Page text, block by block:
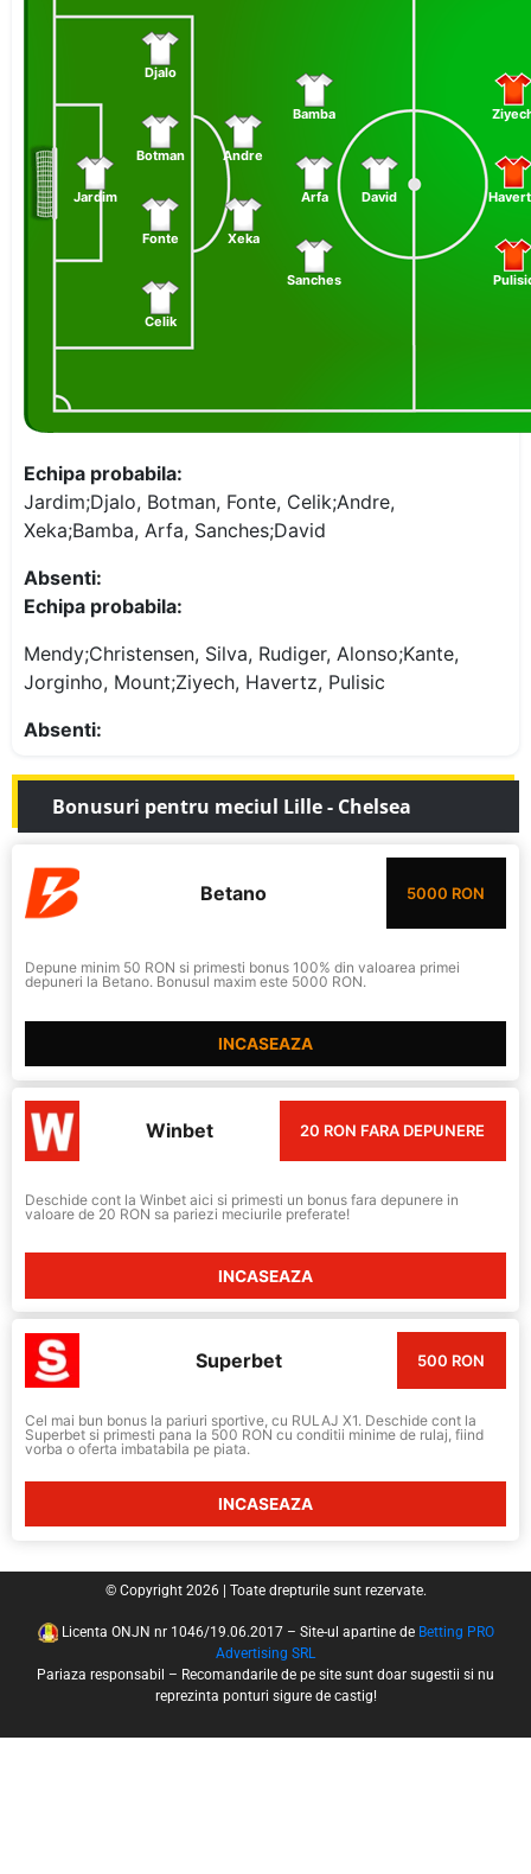
Jardim
Djalo
Botman
Fonte
Celik
Andre
Xeka
Bamba
Arfa
Sanches
David
Echipa probabila:
Jardim;Djalo, Botman, Fonte, Celik;Andre,
Xeka;Bamba, Arfa, Sanches;David
Absenti:
Echipa probabila:
Mendy;Christensen, Silva, Rudiger, Alonso;Kante,
Jorginho, Mount;Ziyech, Havertz, Pulisic
Absenti:
Bonusuri pentru meciul Lille - Chelsea
Betano 5000 RON
Depune minim 50 RON si primesti bonus 100% din valoarea primei
depuneri la Betano. Bonusul maxim este 5000 RON.
INCASEAZA
Winbet 20 RON FARA DEPUNERE
Deschide cont la Winbet aici si primesti un bonus fara depunere in
valoare de 20 RON sa pariezi meciurile preferate!
INCASEAZA
Superbet 500 RON
Cel mai bun bonus la pariuri sportive, cu RULAJ X1. Deschide cont la
Superbet si primesti pana la 500 RON cu conditii minime de rulaj, fiind
vorba o oferta imbatabila pe piata.
INCASEAZA
© Copyright 2026 | Toate drepturile sunt rezervate.
Licenta ONJN nr 1046/19.06.2017 – Site-ul apartine de Betting PRO
Advertising SRL
Pariaza responsabil – Recomandarile de pe site sunt doar sugestii si nu
reprezinta ponturi sigure de castig!